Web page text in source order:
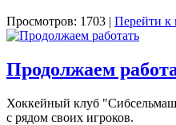
Просмотров: 1703 | Перейти к
Продолжаем
Хоккейный клуб
с рядом своих игроков.